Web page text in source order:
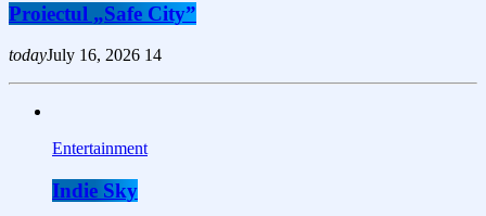
Proiectul „Safe City”
todayJuly 16, 2026 14
Entertainment
Indie Sky